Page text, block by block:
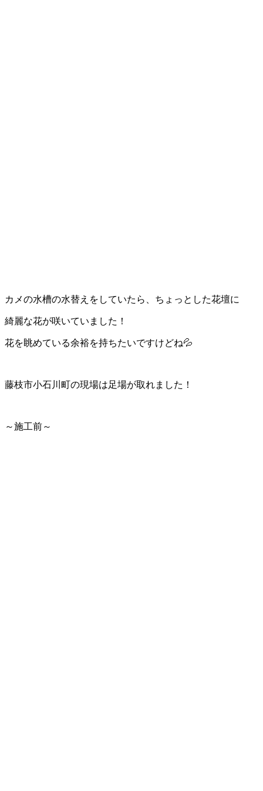
カメの水槽の水替えをしていたら、ちょっとした花壇に
綺麗な花が咲いていました！
花を眺めている余裕を持ちたいですけどね💦
藤枝市小石川町の現場は足場が取れました！
～施工前～